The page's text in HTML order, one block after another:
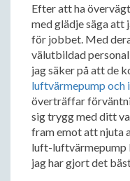
Efter att ha
med glädje säga
för jobbet. Med
välutbildad
jag säker på att de
luftvärmepump och
överträffar
sig trygg med ditt
fram emot att njuta
luft-luftvärmepump
jag har gjort det